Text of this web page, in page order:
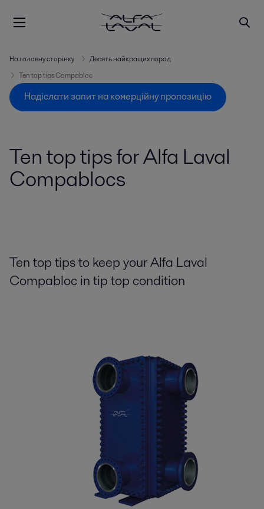
На головну сторінку
Десять найкращих порад
Ten top tips Compabloc
Надіслати запит на комерційну пропозицію
Ten top tips for Alfa Laval
Compablocs
Ten top tips to keep your Alfa Laval
Compabloc in tip top condition